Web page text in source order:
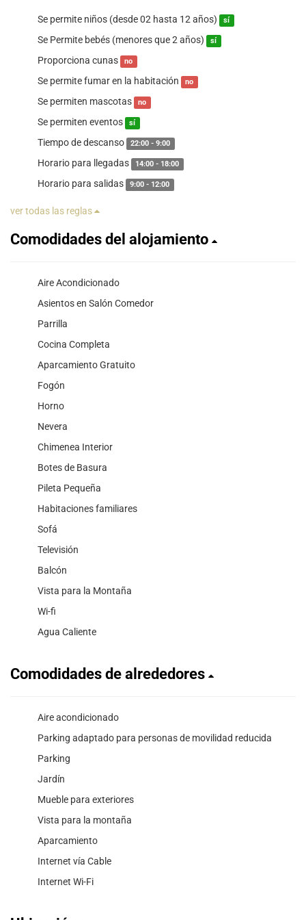
Se permite niños (desde 02 hasta 12 años) sí
Se Permite bebés (menores que 2 años) sí
Proporciona cunas no
Se permite fumar en la habitación no
Se permiten mascotas no
Se permiten eventos sí
Tiempo de descanso 22:00 - 9:00
Horario para llegadas 14:00 - 18:00
Horario para salidas 9:00 - 12:00
ver todas las reglas
Comodidades del alojamiento
Aire Acondicionado
Asientos en Salón Comedor
Parrilla
Cocina Completa
Aparcamiento Gratuito
Fogón
Horno
Nevera
Chimenea Interior
Botes de Basura
Pileta Pequeña
Habitaciones familiares
Sofá
Televisión
Balcón
Vista para la Montaña
Wi-fi
Agua Caliente
Comodidades de alrededores
Aire acondicionado
Parking adaptado para personas de movilidad reducida
Parking
Jardín
Mueble para exteriores
Vista para la montaña
Aparcamiento
Internet vía Cable
Internet Wi-Fi